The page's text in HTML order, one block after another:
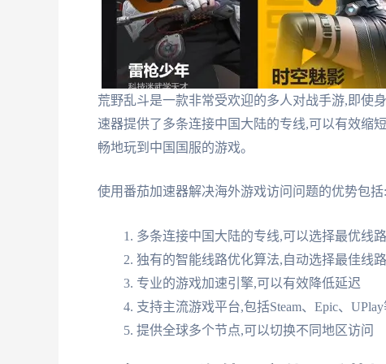
荒野乱斗是一款非常受欢迎的多人对战手游,即使
速器提供了多条连接中国大陆的专线,可以有效缩
畅地玩到中国国服的游戏。
使用番茄加速器解决海外游戏访问问题的优势包括:
多条连接中国大陆的专线,可以选择最优线路
独有的智能线路优化算法,自动选择最佳线路
专业的游戏加速引擎,可以有效降低延迟
支持主流游戏平台,包括Steam、Epic、
提供全球多个节点,可以切换不同地区访问